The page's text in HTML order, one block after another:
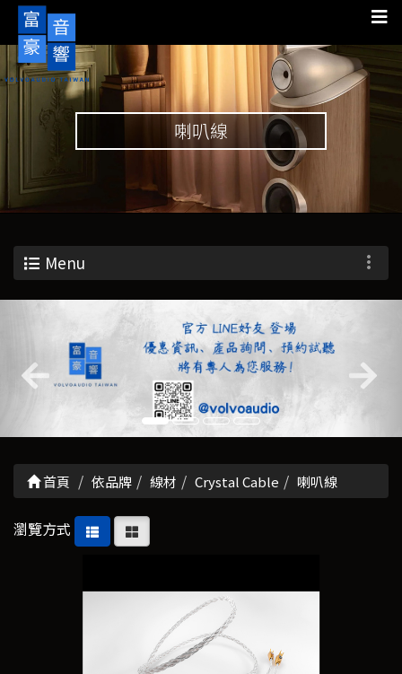
喇叭線
Menu
首頁 依品牌 線材 Crystal Cable 喇叭線
瀏覽方式